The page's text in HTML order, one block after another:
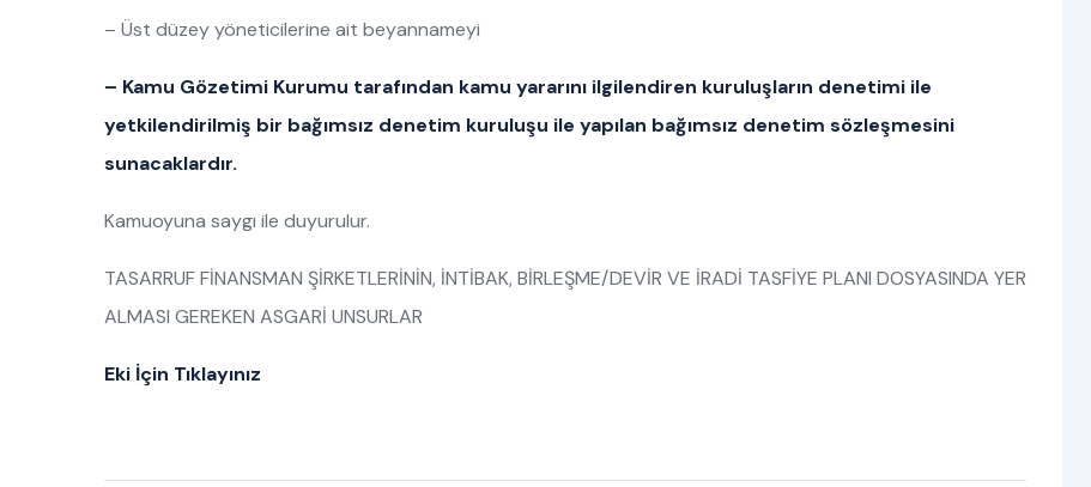
– Üst düzey yöneticilerine ait beyannameyi
– Kamu Gözetimi Kurumu tarafından kamu yararını ilgilendiren kuruluşların denetimi ile
yetkilendirilmiş bir bağımsız denetim kuruluşu ile yapılan bağımsız denetim sözleşmesini
sunacaklardır.
Kamuoyuna saygı ile duyurulur.
TASARRUF FİNANSMAN ŞİRKETLERİNİN, İNTİBAK, BİRLEŞME/DEVİR VE İRADİ TASFİYE PLANI DOSYASINDA YER
ALMASI GEREKEN ASGARİ UNSURLAR
Eki İçin Tıklayınız